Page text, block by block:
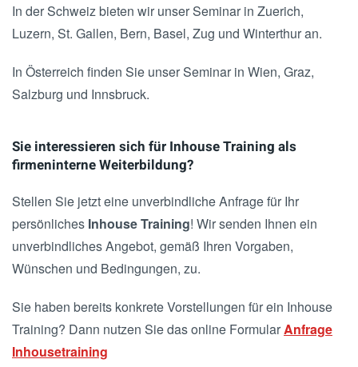
In der Schweiz bieten wir unser Seminar in Zuerich,
Luzern, St. Gallen, Bern, Basel, Zug und Winterthur an.
In Österreich finden Sie unser Seminar in Wien, Graz,
Salzburg und Innsbruck.
Sie interessieren sich für Inhouse Training als
firmeninterne Weiterbildung?
Stellen Sie jetzt eine unverbindliche Anfrage für Ihr
persönliches Inhouse Training! Wir senden Ihnen ein
unverbindliches Angebot, gemäß Ihren Vorgaben,
Wünschen und Bedingungen, zu.
Sie haben bereits konkrete Vorstellungen für ein Inhouse
Training? Dann nutzen Sie das online FormularAnfrage
Inhousetraining